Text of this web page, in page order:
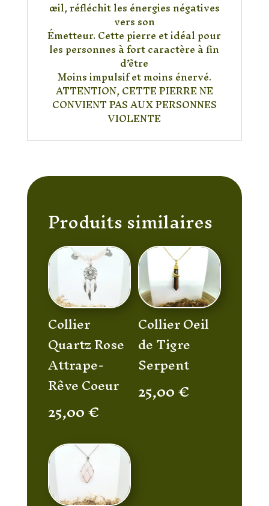
œil, réfléchit les énergies négatives
vers son
Émetteur. Cette pierre et idéal pour
les personnes à fort caractère à fin
d’être
Moins impulsif et moins énervé.
ATTENTION, CETTE PIERRE NE
CONVIENT PAS AUX PERSONNES
VIOLENTE
Produits similaires
Collier
Quartz Rose
Attrape-
Rêve Coeur
25,00€
Collier Oeil
de Tigre
Serpent
25,00€